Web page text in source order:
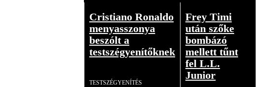
Cristiano Ronaldo
menyasszonya
beszólt a
testszégyenítőknek
TESTSZÉGYENÍTÉS
Frey Timi
után szőke
bombázó
mellett tűnt
fel L.L.
Junior